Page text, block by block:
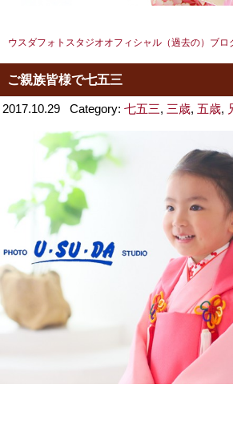
ウスダフォトスタジオオフィシャル（過去の）ブロ
ご親族皆様で七五三
2017.10.29 Category: 七五三, 三歳, 五歳,